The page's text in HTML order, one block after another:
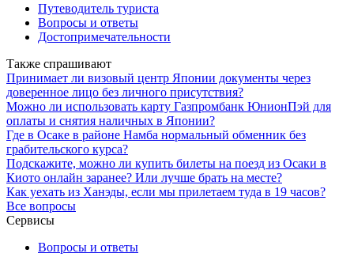
Путеводитель туриста
Вопросы и ответы
Достопримечательности
Также спрашивают
Принимает ли визовый центр Японии документы через
доверенное лицо без личного присутствия?
Можно ли использовать карту Газпромбанк ЮнионПэй для
оплаты и снятия наличных в Японии?
Где в Осаке в районе Намба нормальный обменник без
грабительского курса?
Подскажите, можно ли купить билеты на поезд из Осаки в
Киото онлайн заранее? Или лучше брать на месте?
Как уехать из Ханэды, если мы прилетаем туда в 19 часов?
Все вопросы
Сервисы
Вопросы и ответы